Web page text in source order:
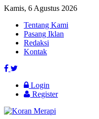
Kamis, 6 Agustus 2026
Tentang Kami
Pasang Iklan
Redaksi
Kontak
Login
Register